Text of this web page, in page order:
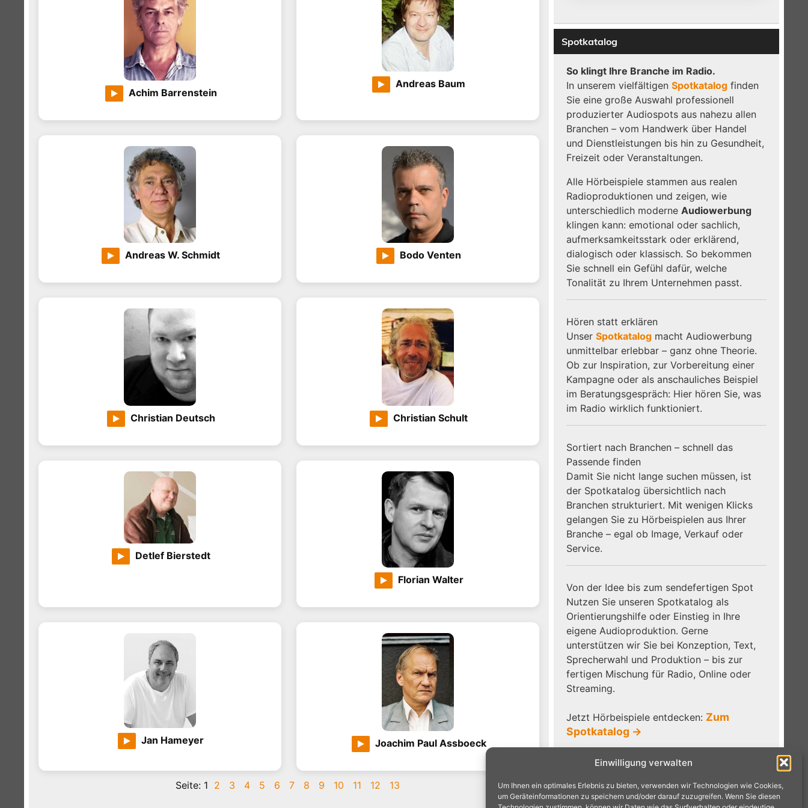
Einwilligung verwalten
Um Ihnen ein optimales Erlebnis zu bieten, verwenden wir Technologien wie Cookies,
um Geräteinformationen zu speichern und/oder darauf zuzugreifen. Wenn Sie diesen
Achim Barrenstein
Andreas Baum
Andreas W. Schmidt Bodo Venten
Christian Deutsch Christian Schult
Detlef Bierstedt
Florian Walter
Jan Hameyer Joachim Paul Assboeck
Seite: 1 2 3 4 5 6 7 8 9 10 11 12 13
Spotkatalog
So klingt Ihre Branche im Radio.
In unserem vielfältigenSpotkatalog finden
Sie eine große Auswahl professionell
produzierter Audiospots aus nahezu allen
Branchen – vom Handwerk über Handel
und Dienstleistungen bis hin zu Gesundheit,
Freizeit oder Veranstaltungen.
Alle Hörbeispiele stammen aus realen
Radioproduktionen und zeigen, wie
unterschiedlich moderne Audiowerbung
klingen kann: emotional oder sachlich,
aufmerksamkeitsstark oder erklärend,
dialogisch oder klassisch. So bekommen
Sie schnell ein Gefühl dafür, welche
Tonalität zu Ihrem Unternehmen passt.
Hören statt erklären
UnserSpotkatalog macht Audiowerbung
unmittelbar erlebbar – ganz ohne Theorie.
Ob zur Inspiration, zur Vorbereitung einer
Kampagne oder als anschauliches Beispiel
im Beratungsgespräch: Hier hören Sie, was
im Radio wirklich funktioniert.
Sortiert nach Branchen – schnell das
Passende finden
Damit Sie nicht lange suchen müssen, ist
der Spotkatalog übersichtlich nach
Branchen strukturiert. Mit wenigen Klicks
gelangen Sie zu Hörbeispielen aus Ihrer
Branche – egal ob Image, Verkauf oder
Service.
Von der Idee bis zum sendefertigen Spot
Nutzen Sie unseren Spotkatalog als
Orientierungshilfe oder Einstieg in Ihre
eigene Audioproduktion. Gerne
unterstützen wir Sie bei Konzeption, Text,
Sprecherwahl und Produktion – bis zur
fertigen Mischung für Radio, Online oder
Streaming.
Jetzt Hörbeispiele entdecken: Zum
Spotkatalog →